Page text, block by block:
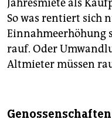
Jahresmiete als
So was rentiert sich
Einnahmeerhöhung
rauf. Oder
Altmieter müssen